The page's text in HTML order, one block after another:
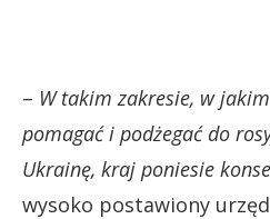
– W takim zakresie, w
pomagać i podżegać do
Ukrainę, kraj poniesie
wysoko postawiony